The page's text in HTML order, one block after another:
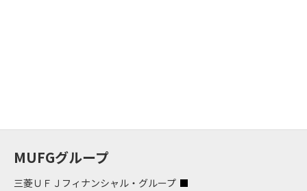
MUFGグループ
三菱ＵＦＪフィナンシャル・グループ